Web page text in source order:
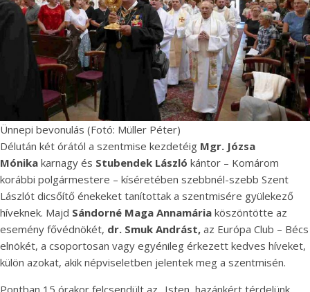
Ünnepi bevonulás (Fotó: Müller Péter)
Délután két órától a szentmise kezdetéig Mgr. Józsa
Mónika karnagy és Stubendek László kántor – Komárom
korábbi polgármestere – kíséretében szebbnél-szebb Szent
Lászlót dicsőítő énekeket tanítottak a szentmisére gyülekező
híveknek. Majd Sándorné Maga Annamária köszöntötte az
esemény fővédnökét, dr. Smuk Andrást, az Európa Club – Bécs
elnökét, a csoportosan vagy egyénileg érkezett kedves híveket,
külön azokat, akik népviseletben jelentek meg a szentmisén.